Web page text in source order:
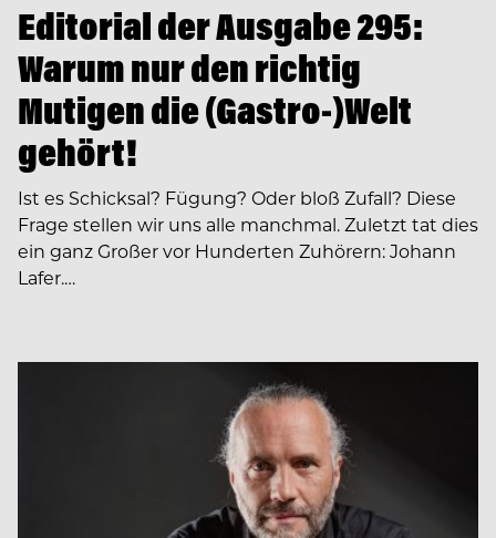
Editorial der Ausgabe 295:
Warum nur den richtig
Mutigen die (Gastro-)Welt
gehört!
Ist es Schicksal? Fügung? Oder bloß Zufall? Diese
Frage stellen wir uns alle manchmal. Zuletzt tat dies
ein ganz Großer vor Hunderten Zuhörern: Johann
Lafer.…